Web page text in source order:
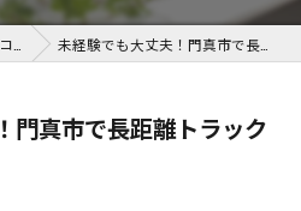
コラム 未経験でも大丈夫！門真市で長距離トラックドライバー募集中
門真市で長距離トラック